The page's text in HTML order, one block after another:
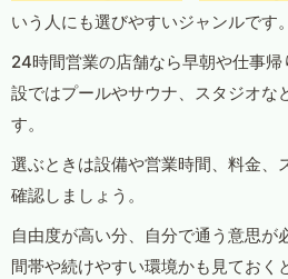
いう人にも選びやすいジャンルです。
24時間営業の店舗なら早朝や仕事
設ではプールやサウナ、スタジオな
す。
選ぶときは設備や営業時間、料金、
確認しましょう。
自由度が高い分、自分で通う意思が
間帯や続けやすい環境かも見ておく